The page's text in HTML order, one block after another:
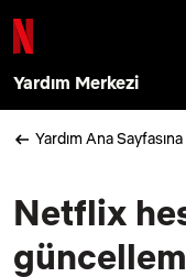
Yardım Merkezi
Yardım Ana
Netflix